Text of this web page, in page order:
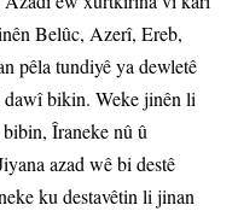
Belûc, Azerî, Ereb,
pêla tundiyê ya dewletê
bikin. Weke jinên li
Îraneke nû û
azad wê bi destê
ku destavêtin li jinan